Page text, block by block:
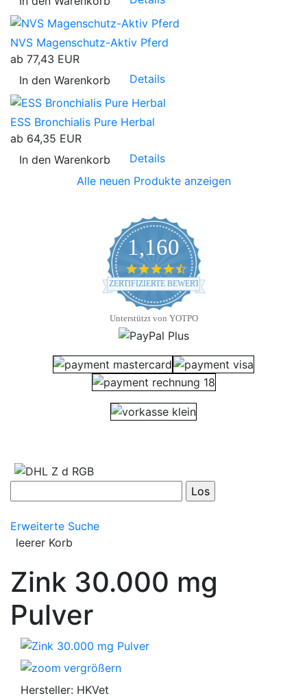
NVS Magenschutz-Aktiv Pferd
ab 77,43 EUR
In den Warenkorb
Details
ESS Bronchialis Pure Herbal
ab 64,35 EUR
In den Warenkorb
Details
Alle neuen Produkte anzeigen
1,160
4.7 star rating
ZERTIFIZIERTE BEWERTUNGEN
Unterstützt von YOTPO
Erweiterte Suche
leerer Korb
Zink 30.000 mg
Pulver
vergrößern
Hersteller: HKVet